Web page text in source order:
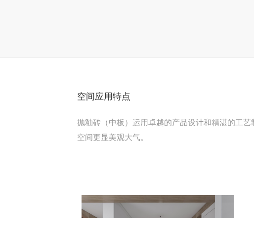
空间应用特点
抛釉砖（中板）运用卓越的产品设计和精湛的工
空间更显美观大气。